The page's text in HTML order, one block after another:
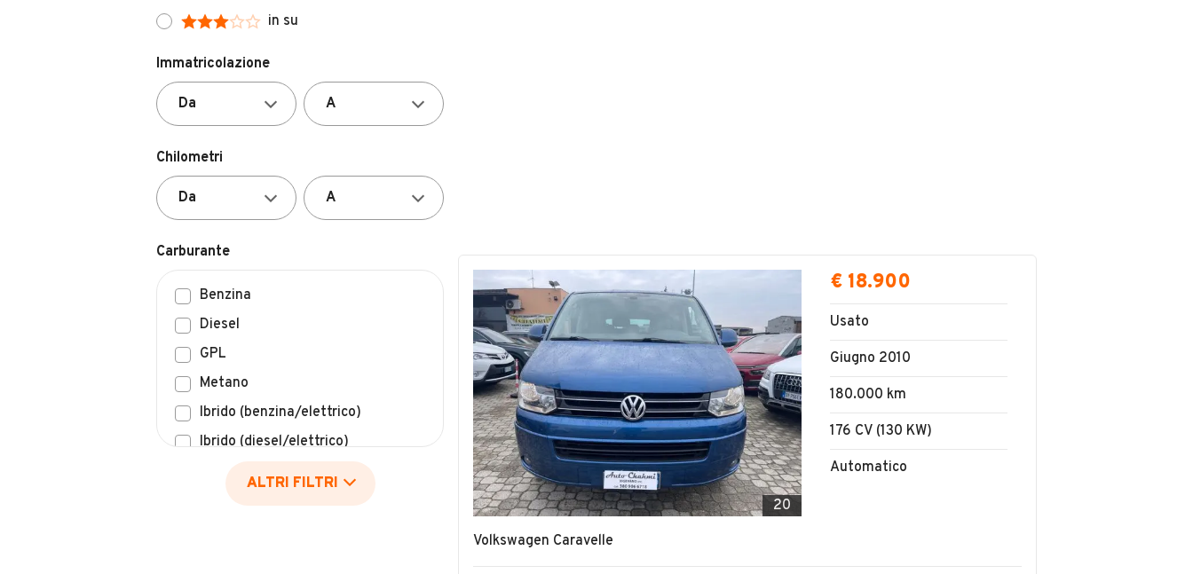
in su
Immatricolazione
Chilometri
Carburante
Benzina
Diesel
GPL
Metano
Ibrido (benzina/elettrico)
Ibrido (diesel/elettrico)
Elettrico
Idrogeno
ALTRI FILTRI
20
Volkswagen Caravelle
€ 18.900
Usato
Giugno 2010
180.000 km
176 CV (130 KW)
Automatico